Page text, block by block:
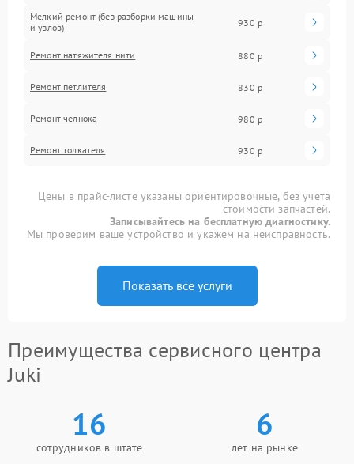
Мелкий ремонт (без разборки машины
и узлов)
930 р
Ремонт натяжителя нити 880 р
Ремонт петлителя 830 р
Ремонт челнока 980 р
Ремонт толкателя 930 р
Цены в прайс-листе указаны ориентировочные, без учета
стоимости запчастей.
Записывайтесь на бесплатную диагностику.
Мы проверим ваше устройство и укажем на неисправность.
Показать все услуги
Преимущества сервисного центра
Juki
16
сотрудников в штате
6
лет на рынке